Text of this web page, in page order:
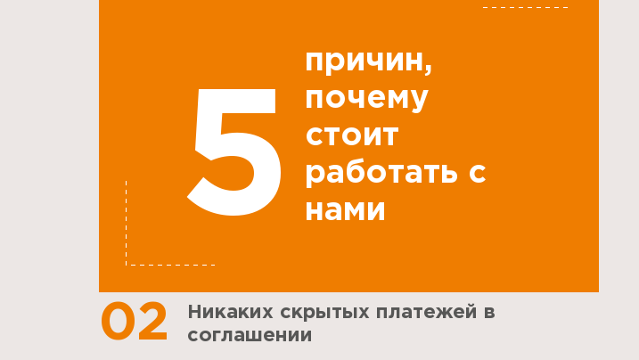
5
причин,
почему
стоит
работать с
нами
02
Никаких скрытых платежей в
соглашении